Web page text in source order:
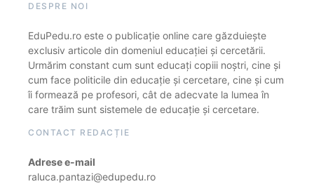
DESPRE NOI
EduPedu.ro este o publicație online care găzduiește
exclusiv articole din domeniul educației și cercetării.
Urmărim constant cum sunt educați copiii noștri, cine și
cum face politicile din educație și cercetare, cine și cum
îi formează pe profesori, cât de adecvate la lumea în
care trăim sunt sistemele de educație și cercetare.
CONTACT REDACȚIE
Adrese e-mail
raluca.pantazi@edupedu.ro